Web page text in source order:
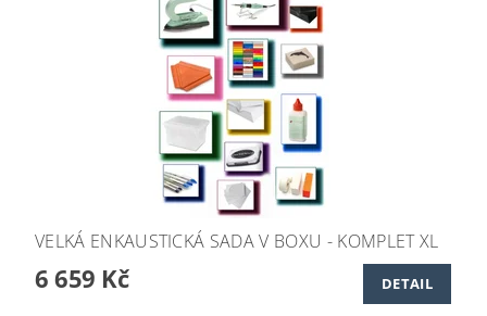
VELKÁ ENKAUSTICKÁ SADA V BOXU - KOMPLET XL
6 659 Kč DETAIL